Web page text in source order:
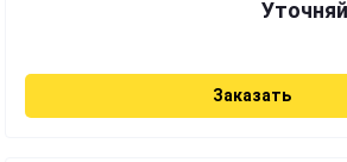
Заказать